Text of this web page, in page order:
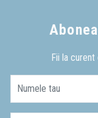
Fii la
Numele tau